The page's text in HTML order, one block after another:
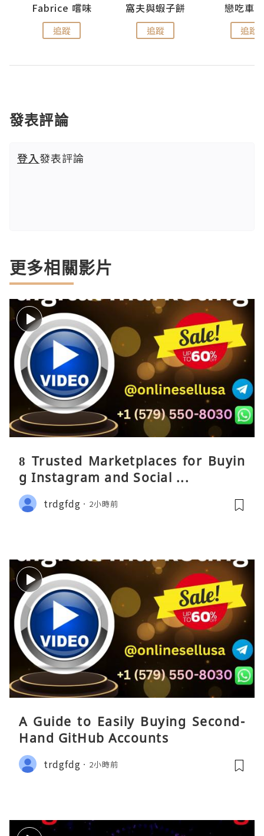
Fabrice 嚐味
追蹤
窩夫與蝦子餅
追蹤
戀吃車
追蹤
發表評論
登入發表評論
更多相關影片
8 Trusted Marketplaces for Buyin
g Instagram and Social ...
trdgfdg 2小時前
A Guide to Easily Buying Second-
Hand GitHub Accounts
trdgfdg 2小時前